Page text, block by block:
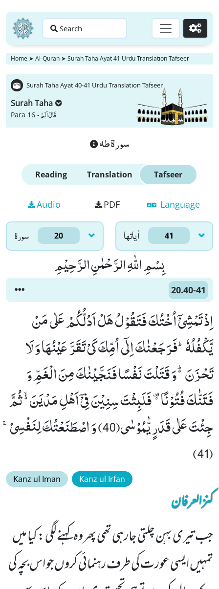
Search Go
Home ➤ Al-Quran ➤ Surah Taha Ayat 41 Urdu Translation Tafseer
Surah Taha Ayat 40-41 Urdu Translation Tafseer
Surah Taha
Para 16 -قَالَ اَلَمْ
سورة طه
Reading Translation Tafseer
Audio PDF Language
سورۃ 20 اٰياتها 41
بِسْمِ اللّٰهِ الرَّحْمٰنِ الرَّحِیْمِ
20.40-41
اِذْ تَمْشِیْۤ اُخْتُكَ فَتَقُوْلُ هَلْ اَدُلُّكُمْ عَلٰى مَنْ
یَّكْفُلُهٗؕ-فَرَجَعْنٰكَ اِلٰۤى اُمِّكَ كَیْ تَقَرَّ عَیْنُهَا وَ لَا
تَحْزَنَ۬ؕ-وَ قَتَلْتَ نَفْسًا فَنَجَّیْنٰكَ مِنَ الْغَمِّ وَ
فَتَنّٰكَ فُتُوْنًا ﲕ فَلَبِثْتَ سِنِیْنَ فِیْۤ اَهْلِ مَدْیَنَ ﳔ ثُمَّ
جِئْتَ عَلٰى قَدَرٍ یّٰمُوْسٰى(40) وَ اصْطَنَعْتُكَ لِنَفْسِیْۚ
(41)
Kanz ul Iman Kanz ul Irfan
کنزالعرفان
جب تیری بہن چلتی جارہی تھی پھر وہ کہنے لگی : کیا میں
تمہیں ایسی عورت کی طرف رہنمائی کروں جو اس بچہ کی